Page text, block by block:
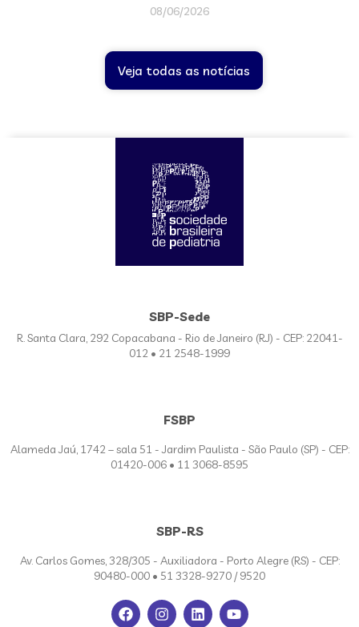
08/06/2026
Veja todas as notícias
SBP-Sede
R. Santa Clara, 292 Copacabana - Rio de Janeiro (RJ) - CEP: 22041-
012 • 21 2548-1999
FSBP
Alameda Jaú, 1742 – sala 51 - Jardim Paulista - São Paulo (SP) - CEP:
01420-006 • 11 3068-8595
SBP-RS
Av. Carlos Gomes, 328/305 - Auxiliadora - Porto Alegre (RS) - CEP:
90480-000 • 51 3328-9270 / 9520